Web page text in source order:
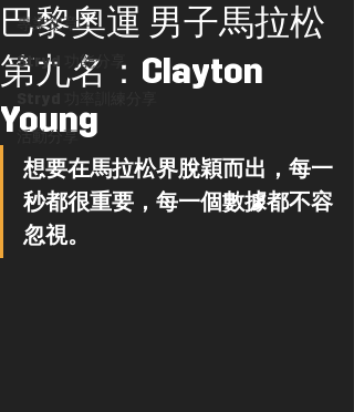
專業文章
Stryd 功能分享
活動分享
巴黎奧運 男子馬拉松
第九名：Clayton
Young
想要在馬拉松界脫穎而出，每一
秒都很重要，每一個數據都不容
忽視。